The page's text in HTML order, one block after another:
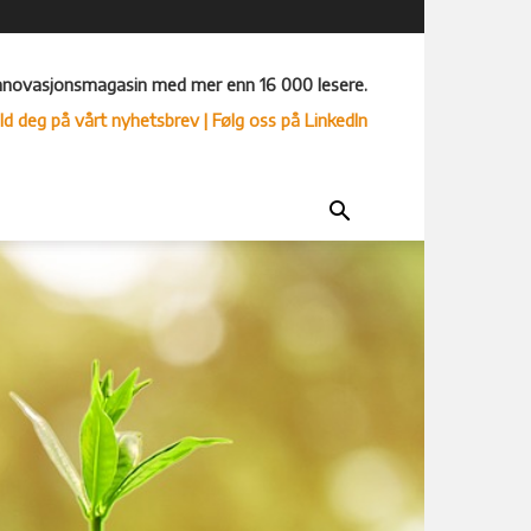
med mer enn 16 000 lesere.
deg på vårt nyhetsbrev| Følg oss på LinkedIn